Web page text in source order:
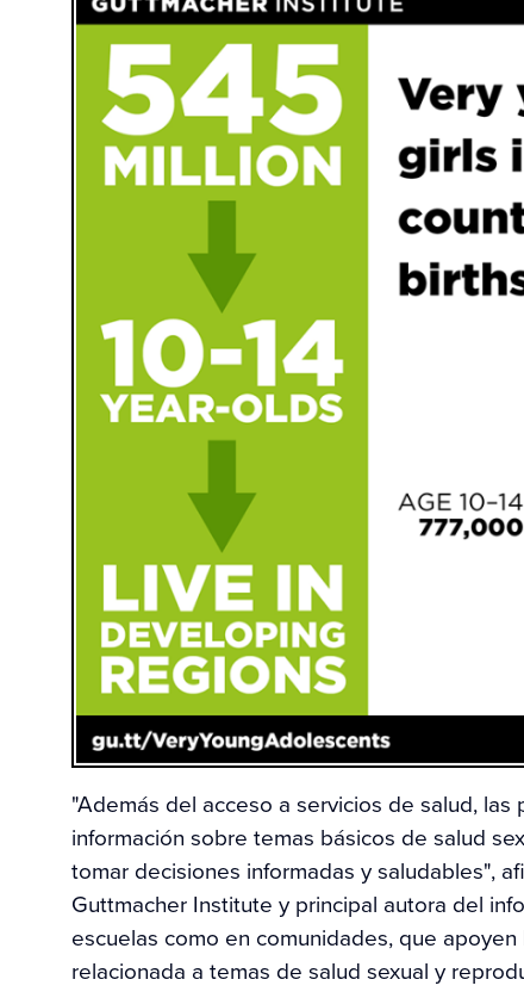
"Además del acceso a servicios de salud,
información sobre temas básicos de salud
tomar decisiones informadas y saludables",
Guttmacher Institute y principal autora del
escuelas como en comunidades, que
relacionada a temas de salud sexual y